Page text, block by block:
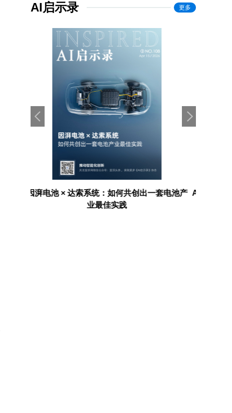
AI启示录 更多
AI走进真实世界之后：安全、健康与产业的新
命题